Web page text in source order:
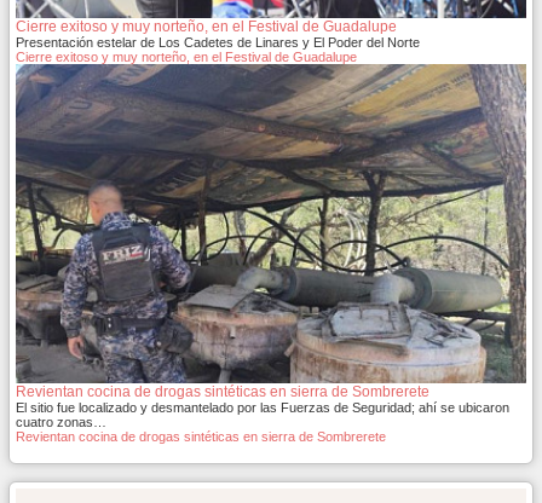
Cierre exitoso y muy norteño, en el Festival de Guadalupe
Presentación estelar de Los Cadetes de Linares y El Poder del Norte
Cierre exitoso y muy norteño, en el Festival de Guadalupe
Revientan cocina de drogas sintéticas en sierra de Sombrerete
El sitio fue localizado y desmantelado por las Fuerzas de Seguridad; ahí se ubicaron
cuatro zonas…
Revientan cocina de drogas sintéticas en sierra de Sombrerete